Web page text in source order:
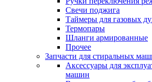
Свечи поджига
Таймеры для газовых
Термопары
Шланги армированные
Прочее
Запчасти для стиральных
Аксессуары для
машин